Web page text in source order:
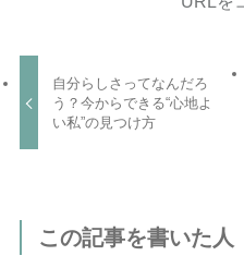
自分らしさってなんだろ
う？今からできる“心地よ
い私”の見つけ方
この記事を書いた人